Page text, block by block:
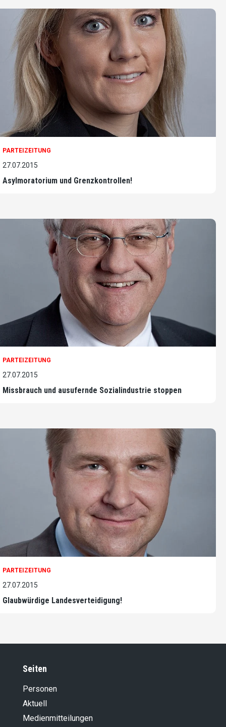
PARTEIZEITUNG
27.07.2015
Asylmoratorium und Grenzkontrollen!
PARTEIZEITUNG
27.07.2015
Missbrauch und ausufernde Sozialindustrie stoppen
PARTEIZEITUNG
27.07.2015
Glaubwürdige Landesverteidigung!
Seiten
Personen
Aktuell
Medienmitteilungen